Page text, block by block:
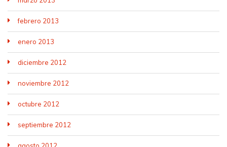
febrero 2013
enero 2013
diciembre 2012
noviembre 2012
octubre 2012
septiembre 2012